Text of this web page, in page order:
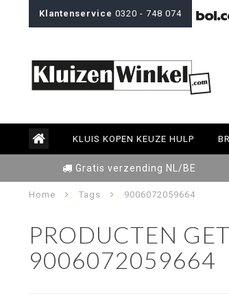
Klantenservice 0320 - 748 074
KLUIS KOPEN KEUZE HULP
Gratis verzending NL/BE
Home Tags 9006072059664
PRODUCTEN
9006072059664